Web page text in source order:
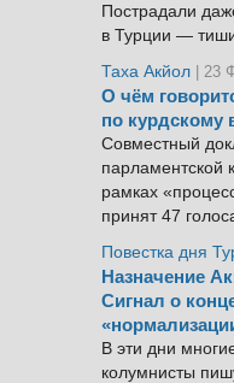
Пострадали
в Турции —
Таха Акйол | 23
О чём
по курдскому
Совместный
парламентской
рамках
принят 47
Повестка дня
Назначение
Сигнал о
В эти дни
колумнисты